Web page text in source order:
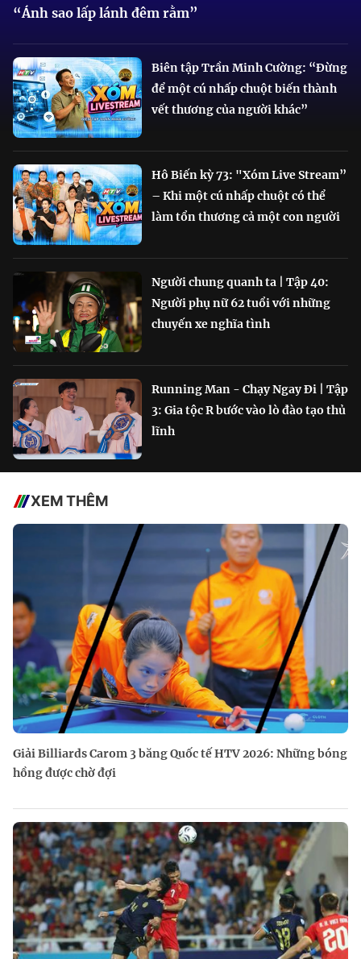
“Ánh sao lấp lánh đêm rằm”
Biên tập Trần Minh Cường: “Đừng
để một cú nhấp chuột biến thành
vết thương của người khác”
Hô Biến kỳ 73: "Xóm Live Stream”
– Khi một cú nhấp chuột có thể
làm tổn thương cả một con người
Người chung quanh ta | Tập 40:
Người phụ nữ 62 tuổi với những
chuyến xe nghĩa tình
Running Man - Chạy Ngay Đi | Tập
3: Gia tộc R bước vào lò đào tạo thủ
lĩnh
XEM THÊM
Giải Billiards Carom 3 băng Quốc tế HTV 2026: Những bóng
hồng được chờ đợi